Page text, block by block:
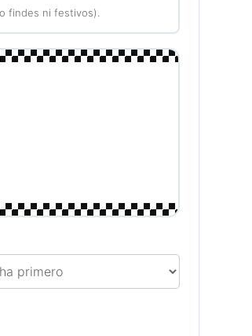
findes ni festivos).